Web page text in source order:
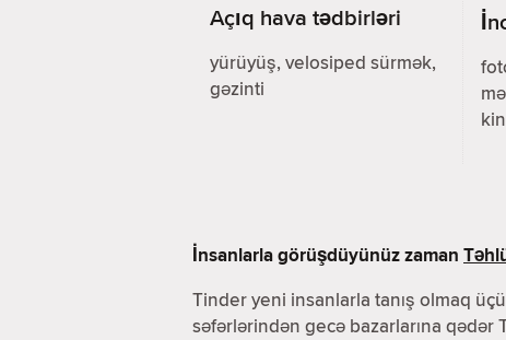
Açıq hava tədbirləri
yürüyüş, velosiped sürmək,
gəzinti
İnsanlarla görüşdüyünüz zaman
Tinder yeni insanlarla tanış olmaq
səfərlərindən gecə bazarlarına qədər